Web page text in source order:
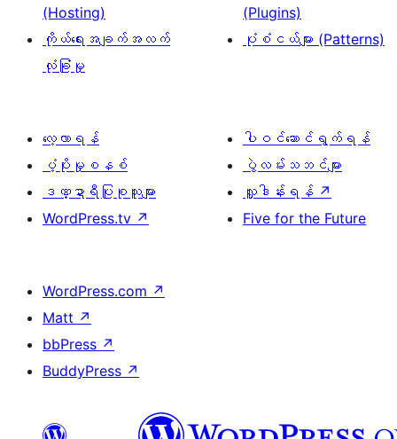
(Hosting)
ကိုယ်ရေးအချက်အလက်
လုံခြုံမှု
(Plugins)
ပုံစံငယ်များ (Patterns)
လေ့လာရန်
ပံ့ပိုးမှုစနစ်
ဒဏ္ဍာရီပြုစုသူများ
WordPress.tv ↗
ပါဝင်ဆောင်ရွက်ရန်
ပွဲလမ်းသဘင်များ
လှူဒါန်းရန် ↗
Five for the Future
WordPress.com ↗
Matt ↗
bbPress ↗
BuddyPress ↗